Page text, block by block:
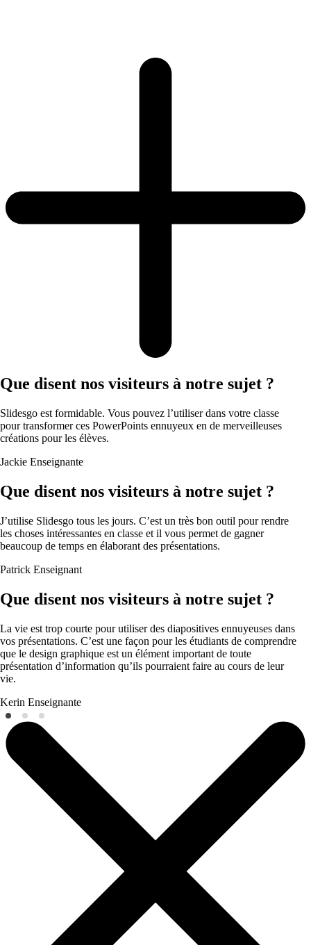
Que disent nos visiteurs à notre sujet ?
Slidesgo est formidable. Vous pouvez l’utiliser dans votre classe
pour transformer ces PowerPoints ennuyeux en de merveilleuses
créations pour les élèves.
Jackie Enseignante
Que disent nos visiteurs à notre sujet ?
J’utilise Slidesgo tous les jours. C’est un très bon outil pour rendre
les choses intéressantes en classe et il vous permet de gagner
beaucoup de temps en élaborant des présentations.
Patrick Enseignant
Que disent nos visiteurs à notre sujet ?
La vie est trop courte pour utiliser des diapositives ennuyeuses dans
vos présentations. C’est une façon pour les étudiants de comprendre
que le design graphique est un élément important de toute
présentation d’information qu’ils pourraient faire au cours de leur
vie.
Kerin Enseignante